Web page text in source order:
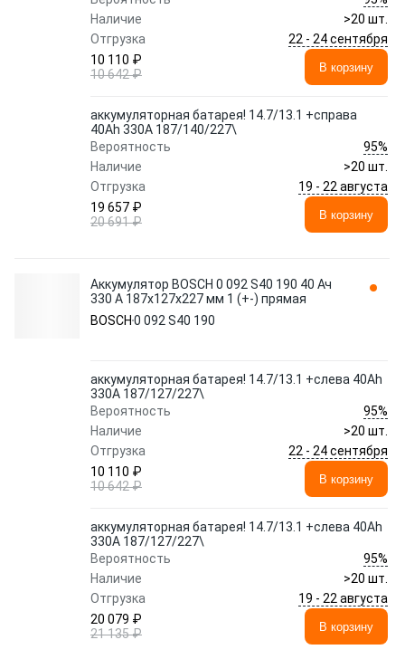
Наличие
>20 шт.
Отгрузка
22 - 24 сентября
10 110 ₽
10 642 ₽
В корзину
аккумуляторная батарея! 14.7/13.1 +справа
40Ah 330A 187/140/227\
Вероятность
95%
Наличие
>20 шт.
Отгрузка
19 - 22 августа
19 657 ₽
20 691 ₽
В корзину
Аккумулятор BOSCH 0 092 S40 190 40 Ач
330 А 187x127x227 мм 1 (+-) прямая
BOSCH 0 092 S40 190
аккумуляторная батарея! 14.7/13.1 +слева 40Ah
330A 187/127/227\
Вероятность
95%
Наличие
>20 шт.
Отгрузка
22 - 24 сентября
10 110 ₽
10 642 ₽
В корзину
аккумуляторная батарея! 14.7/13.1 +слева 40Ah
330A 187/127/227\
Вероятность
95%
Наличие
>20 шт.
Отгрузка
19 - 22 августа
20 079 ₽
21 135 ₽
В корзину